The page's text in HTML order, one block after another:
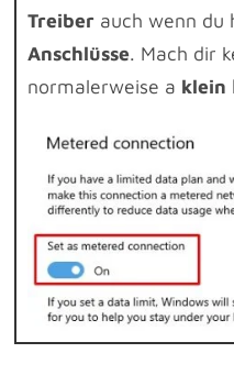
Treiber auch wenn du
Anschlüsse. Mach dir
normalerweise a klein